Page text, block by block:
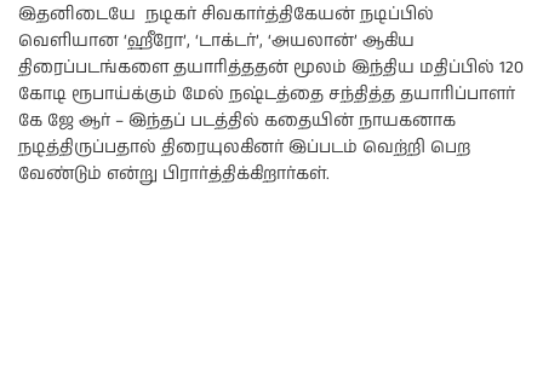
இதனிடையே நடிகர் சிவகார்த்திகேயன் நடிப்பில்
வெளியான ‘ஹீரோ’, ‘டாக்டர்’, ‘அயலான்’ ஆகிய
திரைப்படங்களை தயாரித்ததன் மூலம் இந்திய மதிப்பில் 120
கோடி ரூபாய்க்கும் மேல் நஷ்டத்தை சந்தித்த தயாரிப்பாளர்
கே ஜே ஆர் – இந்தப் படத்தில் கதையின் நாயகனாக
நடித்திருப்பதால் திரையுலகினர் இப்படம் வெற்றி பெற
வேண்டும் என்று பிரார்த்திக்கிறார்கள்.